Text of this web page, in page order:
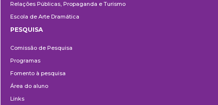
Relações Públicas, Propaganda e Turismo
Escola de Arte Dramática
PESQUISA
Comissão de Pesquisa
Programas
Fomento à pesquisa
Área do aluno
Links